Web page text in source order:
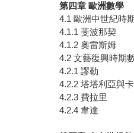
第四章 歐洲數學
4.1 歐洲中世紀時
4.1.1 斐波那契
4.1.2 奧雷斯姆
4.2 文藝復興時期
4.2.1 謬勒
4.2.2 塔塔利亞與
4.2.3 費拉里
4.2.4 韋達